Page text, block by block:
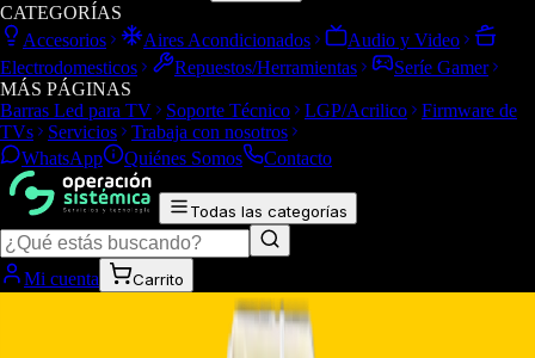
CATEGORÍAS
Accesorios
Aires Acondicionados
Audio y Video
Electrodomesticos
Repuestos/Herramientas
Seríe Gamer
MÁS PÁGINAS
Barras Led para TV
Soporte Técnico LGP/Acrilico
Firmware de
TVs
Servicios
Trabaja con nosotros
WhatsApp
Quiénes Somos Contacto
Todas las categorías
Mi cuenta Carrito